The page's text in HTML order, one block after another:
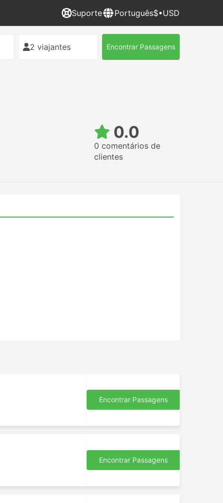
Suporte Português$•USD
2 viajantes Encontrar Passagens
0.0
0 comentários de
clientes
Encontrar Passagens
Encontrar Passagens